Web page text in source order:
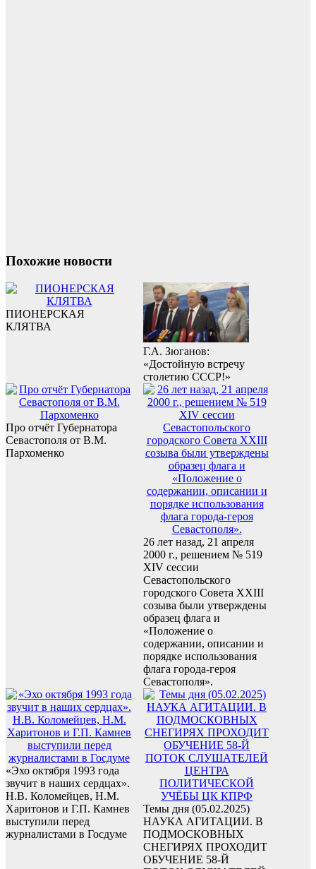
Похожие новости
ПИОНЕРСКАЯ
КЛЯТВА
Г.А. Зюганов:
«Достойную встречу
столетию СССР!»
Про отчёт Губернатора
Севастополя от В.М.
Пархоменко
26 лет назад, 21 апреля
2000 г., решением № 519
XIV сессии
Севастопольского
городского Совета XXIII
созыва были утверждены
образец флага и
«Положение о
содержании, описании и
порядке использования
флага города-героя
Севастополя».
«Эхо октября 1993 года
звучит в наших сердцах».
Н.В. Коломейцев, Н.М.
Харитонов и Г.П. Камнев
выступили перед
журналистами в Госдуме
Темы дня (05.02.2025)
НАУКА АГИТАЦИИ. В
ПОДМОСКОВНЫХ
СНЕГИРЯХ ПРОХОДИТ
ОБУЧЕНИЕ 58-Й